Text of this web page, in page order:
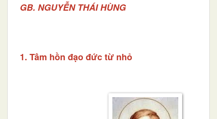
GB. NGUYỄN THÁI HÙNG
1. Tâm hồn đạo đức từ nhỏ